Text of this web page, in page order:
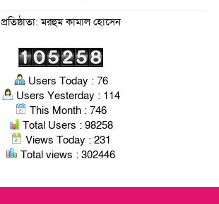
প্রতিষ্ঠাতা: মরহুম কামাল হোসেন
Users Today : 76
Users Yesterday : 114
This Month : 746
Total Users : 98258
Views Today : 231
Total views : 302446